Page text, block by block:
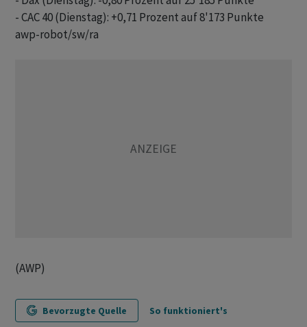
awp-robot/sw/ra
(AWP)
Bevorzugte Quelle So funktioniert's